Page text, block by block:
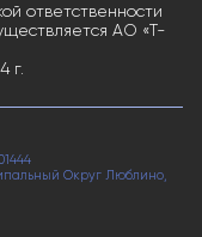
ответственности
АО «Т-
г.
Округ Люблино,